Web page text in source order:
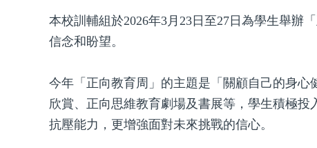
本校訓輔組於2026年3月23日至27日為學生舉辦
信念和盼望。
今年「正向教育周」的主題是「關顧自己的身
欣賞、正向思維教育劇場及書展等，學生積極
抗壓能力，更增強面對未來挑戰的信心。